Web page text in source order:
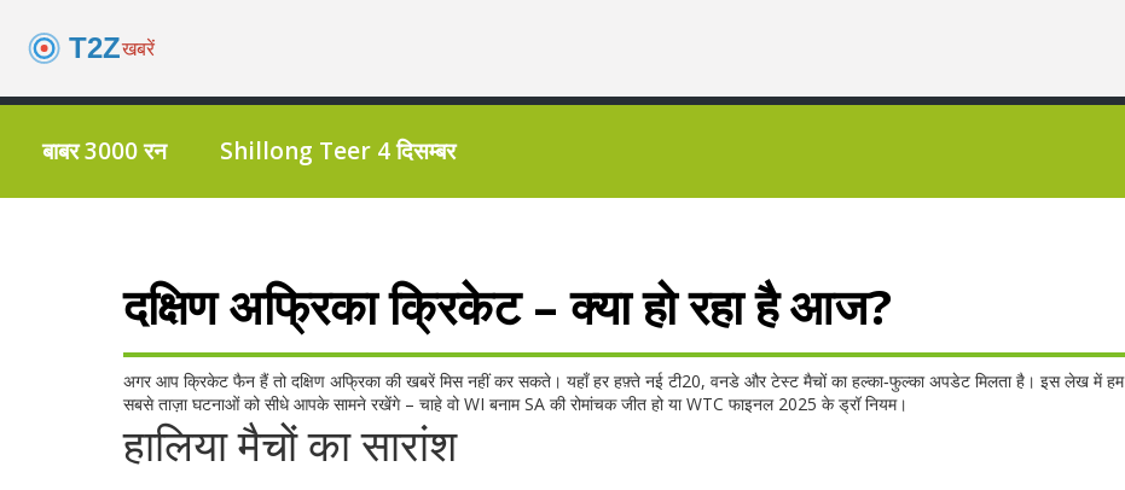
बाबर 3000 रन Shillong Teer 4 दिसम्बर
दक्षिण अफ्रिका क्रिकेट – क्या हो रहा है आज?
अगर आप क्रिकेट फैन हैं तो दक्षिण अफ्रिका की खबरें मिस नहीं कर सकते। यहाँ हर हफ़्ते नई टी20, वनडे और टेस्ट मैचों का हल्का‑फुल्का अपडेट मिलता है। इस लेख में हम
सबसे ताज़ा घटनाओं को सीधे आपके सामने रखेंगे – चाहे वो WI बनाम SA की रोमांचक जीत हो या WTC फाइनल 2025 के ड्रॉ नियम।
हालिया मैचों का सारांश